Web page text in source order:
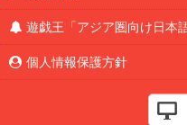
遊戯王「アジア圏向け日本
個人情報保護方針